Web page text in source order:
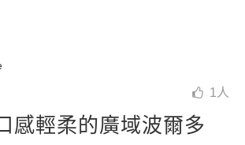
1 人
感輕柔的廣域波爾多